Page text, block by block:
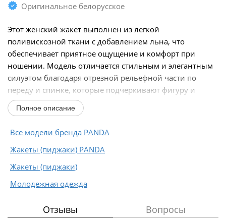
Оригинальное белорусское
Этот женский жакет выполнен из легкой
поливискозной ткани с добавлением льна, что
обеспечивает приятное ощущение и комфорт при
ношении. Модель отличается стильным и элегантным
силуэтом благодаря отрезной рельефной части по
переду и спинке, которые подчеркивают фигуру и
добавляют изделию...
Полное описание
Все модели бренда PANDA
Жакеты (пиджаки) PANDA
Жакеты (пиджаки)
Молодежная одежда
Отзывы Вопросы